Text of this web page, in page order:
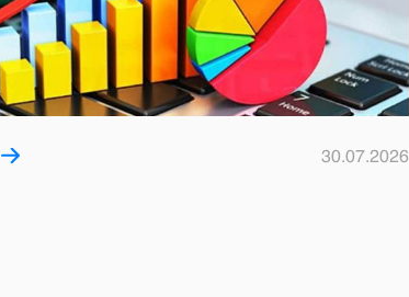
30.07.2026